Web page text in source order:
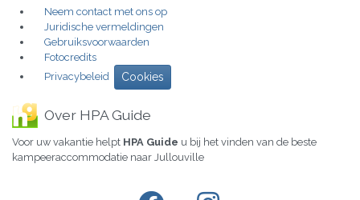
Neem contact met ons op
Juridische vermeldingen
Gebruiksvoorwaarden
Fotocredits
Privacybeleid
Cookies
Over HPA Guide
Voor uw vakantie helpt HPA Guide u bij het vinden van de beste
kampeeraccommodatie naar Jullouville